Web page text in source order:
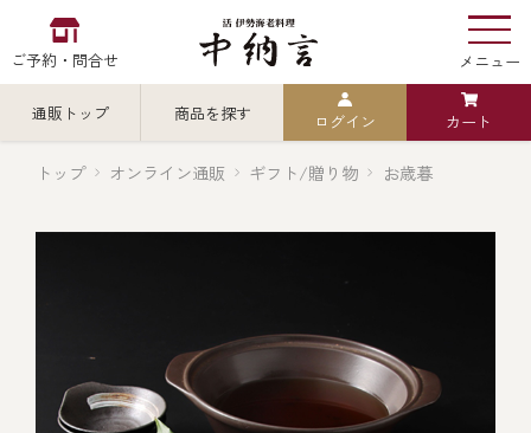
ご予約・問合せ メニュー
中納言の お食い初め
用途・シーン
通販トップ 商品を探す
伊勢海老
ログイン カート
トップ オンライン通販 ギフト/贈り物 お歳暮